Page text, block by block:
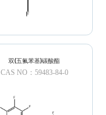
双(五氟苯基)碳酸酯
CAS NO：59483-84-0